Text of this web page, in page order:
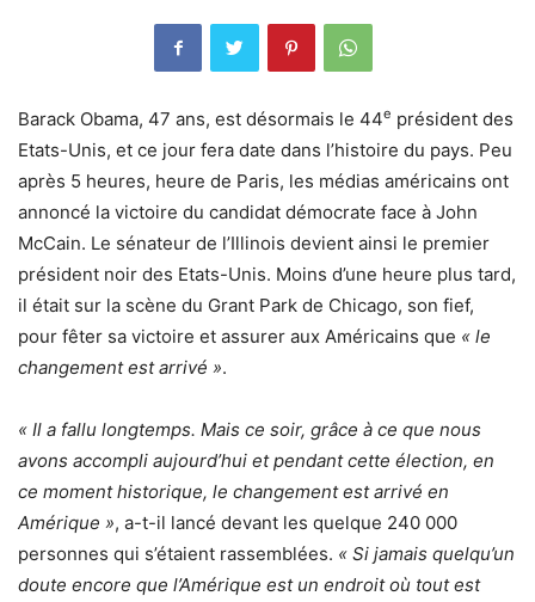
Barack Obama, 47 ans, est désormais le 44e président des
Etats-Unis, et ce jour fera date dans l’histoire du pays. Peu
après 5 heures, heure de Paris, les médias américains ont
annoncé la victoire du candidat démocrate face à John
McCain. Le sénateur de l’Illinois devient ainsi le premier
président noir des Etats-Unis. Moins d’une heure plus tard,
il était sur la scène du Grant Park de Chicago, son fief,
pour fêter sa victoire et assurer aux Américains que « le
changement est arrivé ».
« Il a fallu longtemps. Mais ce soir, grâce à ce que nous
avons accompli aujourd’hui et pendant cette élection, en
ce moment historique, le changement est arrivé en
Amérique », a-t-il lancé devant les quelque 240 000
personnes qui s’étaient rassemblées. « Si jamais quelqu’un
doute encore que l’Amérique est un endroit où tout est